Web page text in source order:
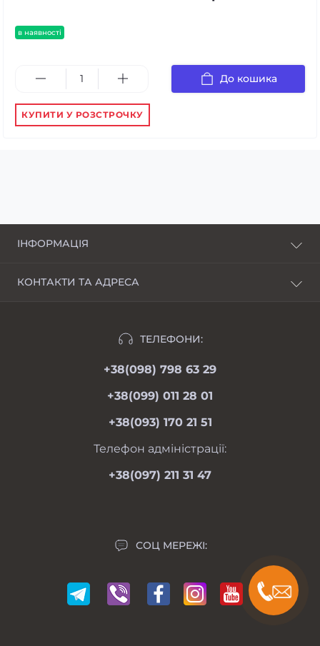
в наявності
До кошика
КУПИТИ У РОЗСТРОЧКУ
ІНФОРМАЦІЯ
Особистий кабінет
КОНТАКТИ ТА АДРЕСА
ТЕЛЕФОНИ:
+38(098) 798 63 29
+38(099) 011 28 01
+38(093) 170 21 51
Телефон адміністрації:
+38(097) 211 31 47
СОЦ МЕРЕЖІ: